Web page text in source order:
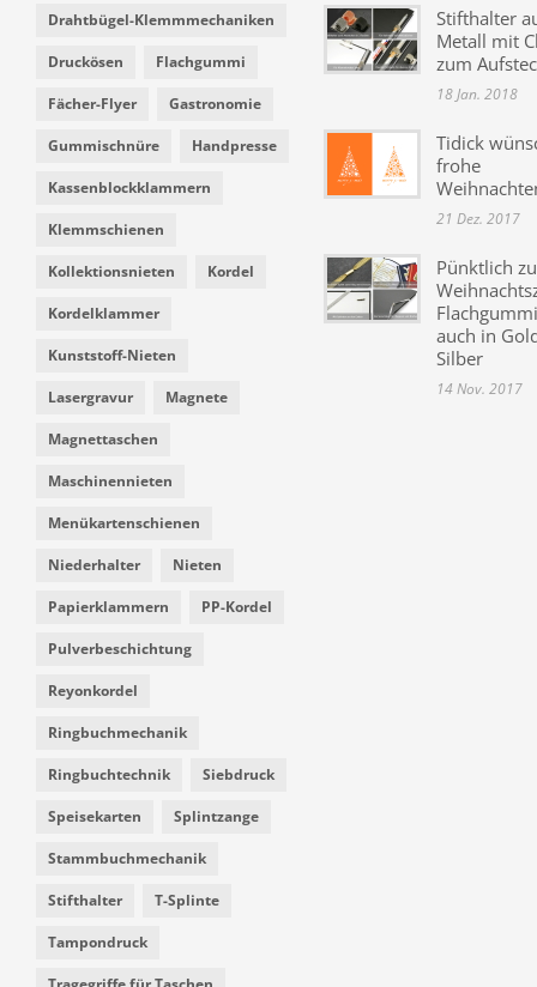
Drahtbügel-Klemmmechaniken
Druckösen Flachgummi
Fächer-Flyer Gastronomie
Gummischnüre Handpresse
Kassenblockklammern
Klemmschienen
Kollektionsnieten Kordel
Kordelklammer
Kunststoff-Nieten
Lasergravur Magnete
Magnettaschen
Maschinennieten
Menükartenschienen
Niederhalter Nieten
Papierklammern PP-Kordel
Pulverbeschichtung
Reyonkordel
Ringbuchmechanik
Ringbuchtechnik Siebdruck
Speisekarten Splintzange
Stammbuchmechanik
Stifthalter T-Splinte
Tampondruck
Stifthalter
Metall mit
zum
18 Jan. 2018
Tidick
frohe
21 Dez. 2017
Pünktlich
auch in
Silber
14 Nov. 2017